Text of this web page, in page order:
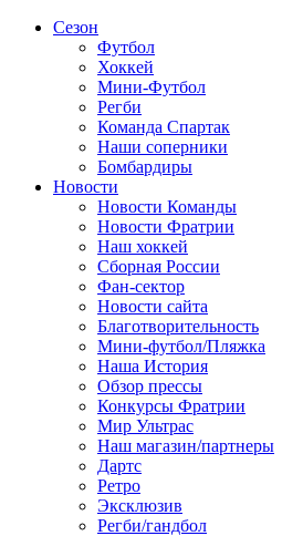
Сезон
Футбол
Хоккей
Мини-Футбол
Регби
Команда Спартак
Наши соперники
Бомбардиры
Новости
Новости Команды
Новости Фратрии
Наш хоккей
Сборная России
Фан-cектор
Новости сайта
Благотворительность
Мини-футбол/Пляжка
Наша История
Обзор прессы
Конкурсы Фратрии
Мир Ультрас
Наш магазин/партнеры
Дартс
Ретро
Эксклюзив
Регби/гандбол